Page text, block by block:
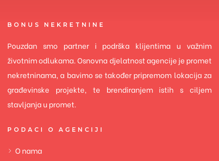
BONUS NEKRETNINE
Pouzdan smo partner i podrška klijentima u važnim
životnim odlukama. Osnovna djelatnost agencije je promet
nekretninama, a bavimo se također pripremom lokacija za
građevinske projekte, te brendiranjem istih s ciljem
stavljanja u promet.
PODACI O AGENCIJI
O nama